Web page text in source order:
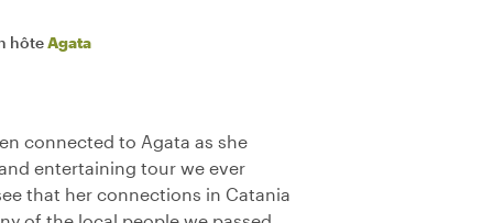
hôteAgata
connected to Agata as she
entertaining tour we ever
that her connections in Catania